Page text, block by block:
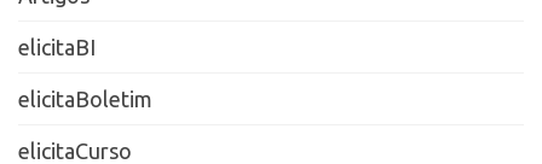
elicitaBI
elicitaBoletim
elicitaCurso